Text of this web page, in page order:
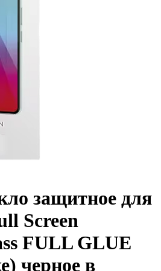
защитное для
Screen
FULL GLUE
черное в